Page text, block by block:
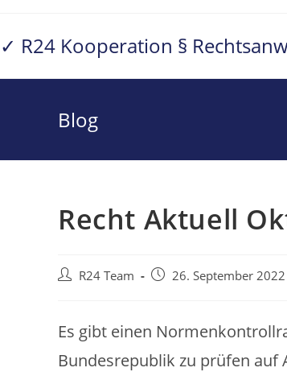
springen
✓ R24 Kooperation §
Blog
Recht Aktuell
Beitrags-
R24 Team
Beitrag26. September 2022
Es gibt einen
Bundesrepublik zu prüfen